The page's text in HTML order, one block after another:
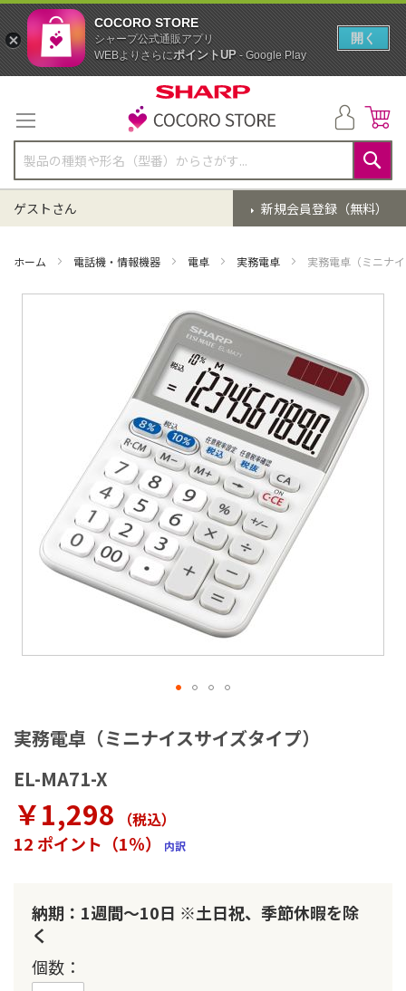
テ
ン
ツ
に
ス
キ
ッ
検
索
新規会員登録（無料）
ゲストさん
ホーム 電話機・情報機器 電卓 実務電卓 実務電卓（ミニナ
実務電卓（ミニナイスサイズタイプ）
EL-MA71-X
￥1,298 （税込）
12 ポイント（1％） 内訳
納期：1週間～10日 ※土日祝、季節休暇を除
く
個数
メ
ー
ギ
ャ
ラ
リ
ー
初
動
す
COCORO STORE
シャープ公式通販アプリ
WEBよりさらにポイントUP- Google Play
開く